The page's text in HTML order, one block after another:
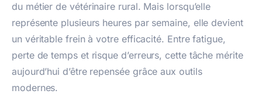
du métier de vétérinaire rural. Mais lorsqu’elle
représente plusieurs heures par semaine, elle devient
un véritable frein à votre efficacité. Entre fatigue,
perte de temps et risque d’erreurs, cette tâche mérite
aujourd’hui d’être repensée grâce aux outils
modernes.